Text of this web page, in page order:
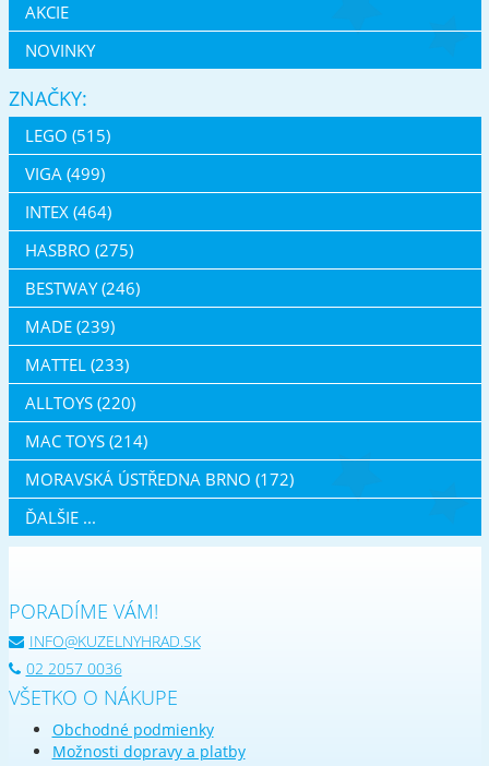
AKCIE
NOVINKY
ZNAČKY:
LEGO (515)
VIGA (499)
INTEX (464)
HASBRO (275)
BESTWAY (246)
MADE (239)
MATTEL (233)
ALLTOYS (220)
MAC TOYS (214)
MORAVSKÁ ÚSTŘEDNA BRNO (172)
ĎALŠIE ...
PORADÍME VÁM!
INFO@KUZELNYHRAD.SK
02 2057 0036
VŠETKO O NÁKUPE
Obchodné podmienky
Možnosti dopravy a platby